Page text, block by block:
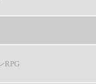
RPG